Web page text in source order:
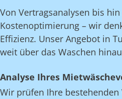
Von Vertragsanalysen bis hin
Kostenoptimierung – wir
Effizienz. Unser Angebot in
weit über das Waschen
Analyse Ihres
Wir prüfen Ihre bestehenden